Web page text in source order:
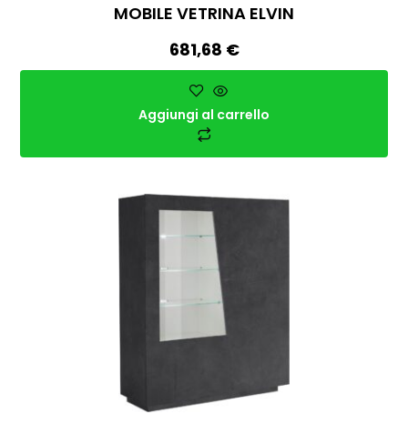
MOBILE VETRINA ELVIN
681,68 €
Aggiungi al carrello